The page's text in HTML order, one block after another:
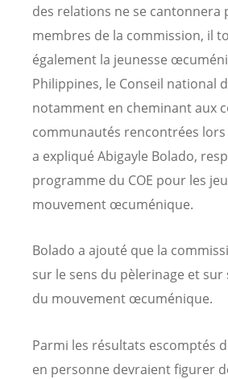
des relations ne se cantonnera
membres de la commission, il
également la jeunesse
Philippines, le Conseil national
notamment en cheminant aux
communautés rencontrées lors
a expliqué Abigayle Bolado,
programme du COE pour les
mouvement œcuménique.
Bolado a ajouté que la
sur le sens du pèlerinage et sur
du mouvement œcuménique.
Parmi les résultats escomptés
en personne devraient figurer